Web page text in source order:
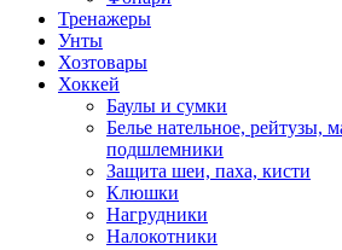
Тренажеры
Унты
Хозтовары
Хоккей
Баулы и сумки
Белье нательное, рейтузы,
подшлемники
Защита шеи, паха, кисти
Клюшки
Нагрудники
Налокотники